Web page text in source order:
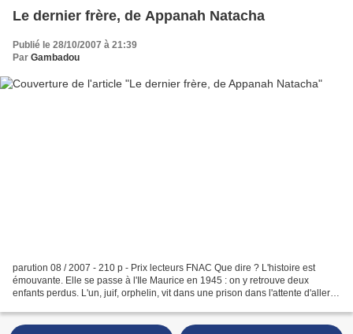
Le dernier frère, de Appanah Natacha
Publié le 28/10/2007 à 21:39
Par Gambadou
parution 08 / 2007 - 210 p - Prix lecteurs FNAC Que dire ? L'histoire est
émouvante. Elle se passe à l'Ile Maurice en 1945 : on y retrouve deux
enfants perdus. L'un, juif, orphelin, vit dans une prison dans l'attente d'aller